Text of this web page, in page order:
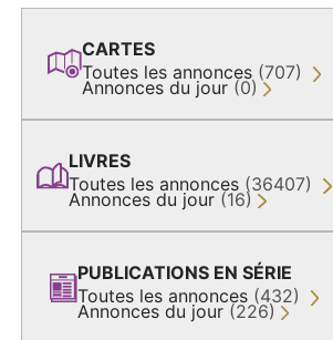
CARTES
Toutes les annonces (707)
Annonces du jour (0)
LIVRES
Toutes les annonces (36407)
Annonces du jour (16)
PUBLICATIONS EN SÉRIE
Toutes les annonces (432)
Annonces du jour (226)